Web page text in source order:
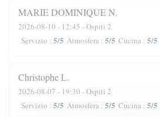
MARIE DOMINIQUEN
2026-08-10 - 12:45 - Ospiti 2
Servizio : 5/5 Atmosfera : 5/5 Cucina : 5/5
ChristopheL
2026-08-07 - 19:30 - Ospiti 2
Servizio : 5/5 Atmosfera : 5/5 Cucina : 5/5